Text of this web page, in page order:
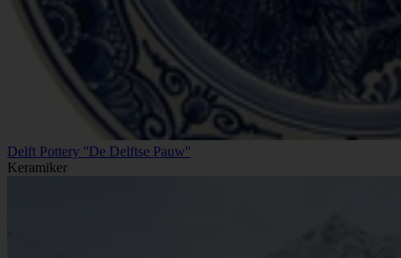
Delft Pottery ''De Delftse Pauw''
Keramiker